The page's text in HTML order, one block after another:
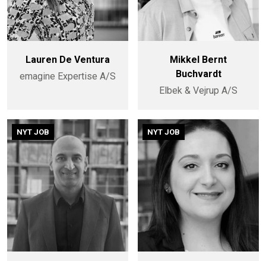
Lauren De Ventura
emagine Expertise A/S
Mikkel Bernt
Buchvardt
Elbek & Vejrup A/S
NYT JOB NYT JOB